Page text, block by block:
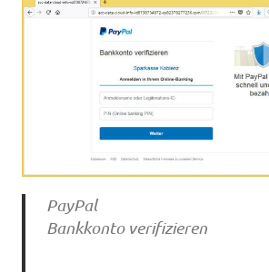
PayPal
Bankkonto verifizieren